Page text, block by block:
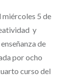
miércoles 5 de
y
de
por ocho
curso del